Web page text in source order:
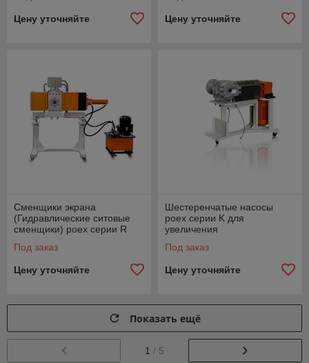
Цену уточняйте Цену уточняйте
Сменщики экрана
(Гидравлические ситовые
сменщики) poex cерии R
высокочувствительных
Под заказ
Цену уточняйте
Шестеренчатые насосы
poex cерии K для
увеличения
пропорционально времени
Под заказ
Цену уточняйте
Показать ещё
1 / 5